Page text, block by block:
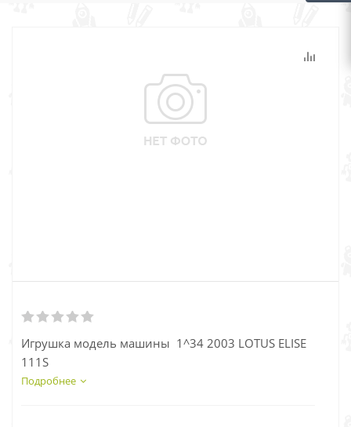
Игрушка модель машины 1^34 2003 LOTUS ELISE
111S
Подробнее